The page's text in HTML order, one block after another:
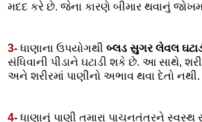
મદદ કરે છે. જેના કારણે બીમાર થવાનું
3- ધાણાના ઉપયોગથી બ્લડ સુગર લેવલ
સંધિવાની પીડાને ઘટાડી શકે છે. આ સાથે,
અને શરીરમાં પાણીનો અભાવ થવા દેતો નથી.
4- ધાણાનું પાણી તમારા પાચનતંત્રને સ્વસ્થ